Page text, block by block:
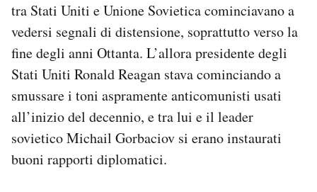
tra Stati Uniti e Unione Sovietica cominciavano a
vedersi segnali di distensione, soprattutto verso la
fine degli anni Ottanta. L’allora presidente degli
Stati Uniti Ronald Reagan stava cominciando a
smussare i toni aspramente anticomunisti usati
all’inizio del decennio, e tra lui e il leader
sovietico Michail Gorbaciov si erano instaurati
buoni rapporti diplomatici.